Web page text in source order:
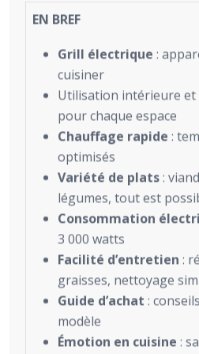
EN BREF
Grill électrique :
cuisiner
Utilisation intérieure et
pour chaque espace
Chauffage rapide :
optimisés
Variété de plats:
légumes, tout est
Consommation
3 000 watts
Facilité d’entretien :
graisses, nettoyage
Guide d’achat :
modèle
Émotion en cuisine :